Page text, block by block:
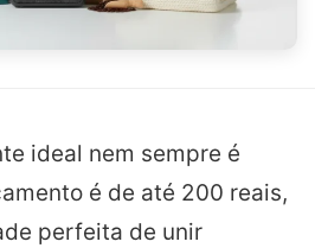
ideal nem sempre é
é de até 200 reais,
perfeita de unir